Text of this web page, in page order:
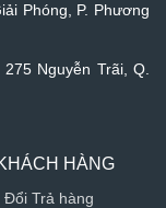
Phóng, P. Phương
Nguyễn Trãi, Q.
HÀNG
Trả hàng